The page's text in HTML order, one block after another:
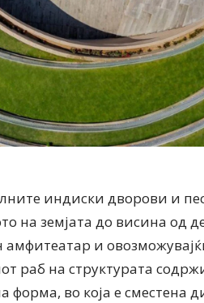
индиски дворови и
на земјата до висина од
амфитеатар и
раб на структурата
форма, во која е сместена